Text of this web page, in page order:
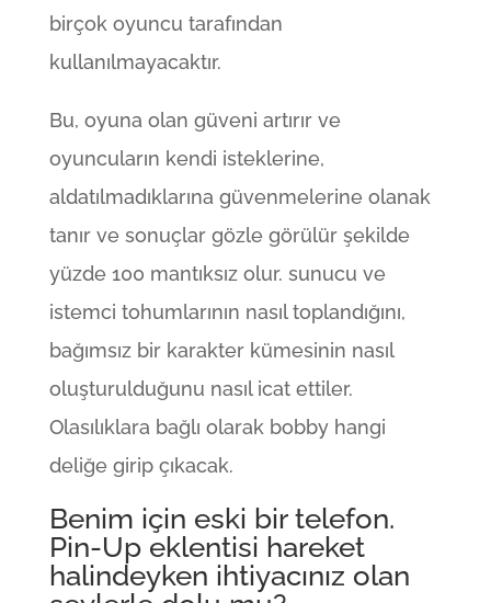
birçok oyuncu tarafından
kullanılmayacaktır.
Bu, oyuna olan güveni artırır ve
oyuncuların kendi isteklerine,
aldatılmadıklarına güvenmelerine olanak
tanır ve sonuçlar gözle görülür şekilde
yüzde 100 mantıksız olur. sunucu ve
istemci tohumlarının nasıl toplandığını,
bağımsız bir karakter kümesinin nasıl
oluşturulduğunu nasıl icat ettiler.
Olasılıklara bağlı olarak bobby hangi
deliğe girip çıkacak.
Benim için eski bir telefon.
Pin-Up eklentisi hareket
halindeyken ihtiyacınız olan